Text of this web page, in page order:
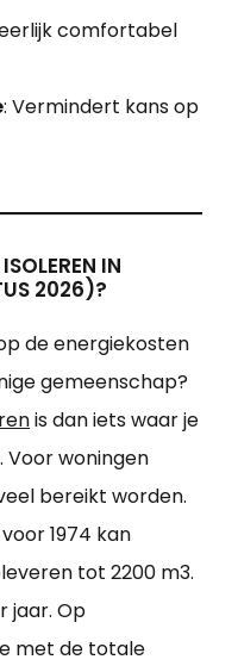
comfortabel
: Vermindert kans op
IN
2026)?
de energiekosten
gemeenschap?
is dan iets waar je
Voor woningen
bereikt worden.
1974 kan
tot 2200 m3.
jaar. Op
met de totale